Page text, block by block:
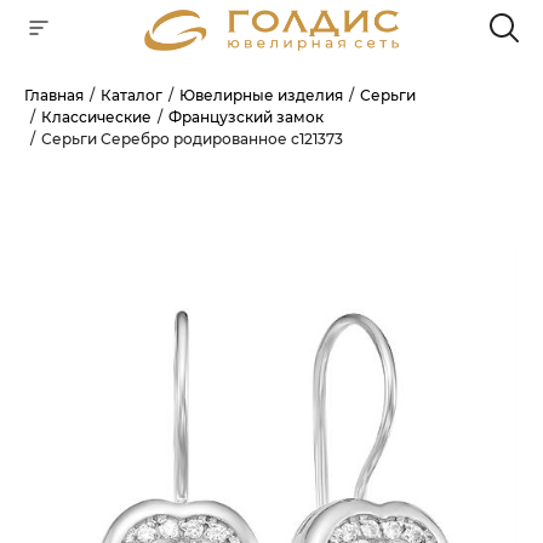
Главная Каталог Ювелирные изделия
Серьги
Классические
Французский замок
Серьги Серебро родированное с121373
Для клиентов всех банков
ГРАФИК ПЛАТЕЖЕЙ